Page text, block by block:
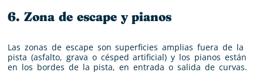
6. Zona de escape y pianos
Las zonas de escape son superficies amplias fuera de la
pista (asfalto, grava o césped artificial) y los pianos están
en los bordes de la pista, en entrada o salida de curvas.